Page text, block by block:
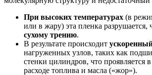
При высоких температурах (в
или в жару) эта пленка разрушается,
сухому трению.
В результате происходит
нагруженных узлов, таких как
стенки цилиндров, что проявляется
расходе топлива и масла («жор»).